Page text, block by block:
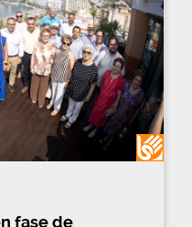
fase de